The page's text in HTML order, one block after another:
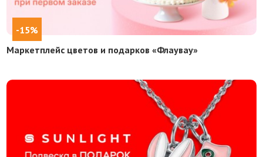
-15%
Маркетплейс цветов и подарков «Флаувау»